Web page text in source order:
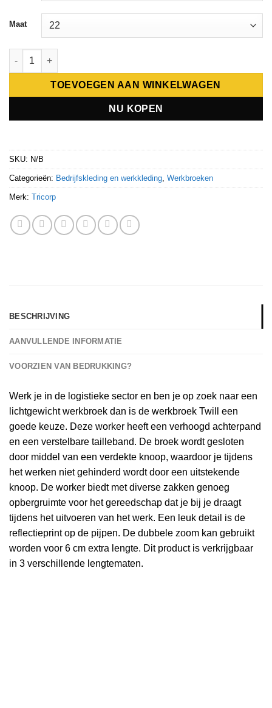
Maat
Tricorp Werkbroek Twill 502023 aantal
TOEVOEGEN AAN WINKELWAGEN
NU KOPEN
SKU: N/B
Categorieën: Bedrijfskleding en werkkleding, Werkbroeken
Merk: Tricorp
BESCHRIJVING
AANVULLENDE INFORMATIE
VOORZIEN VAN BEDRUKKING?
Werk je in de logistieke sector en ben je op zoek naar een
lichtgewicht werkbroek dan is de werkbroek Twill een
goede keuze. Deze worker heeft een verhoogd achterpand
en een verstelbare tailleband. De broek wordt gesloten
door middel van een verdekte knoop, waardoor je tijdens
het werken niet gehinderd wordt door een uitstekende
knoop. De worker biedt met diverse zakken genoeg
opbergruimte voor het gereedschap dat je bij je draagt
tijdens het uitvoeren van het werk. Een leuk detail is de
reflectieprint op de pijpen. De dubbele zoom kan gebruikt
worden voor 6 cm extra lengte. Dit product is verkrijgbaar
in 3 verschillende lengtematen.